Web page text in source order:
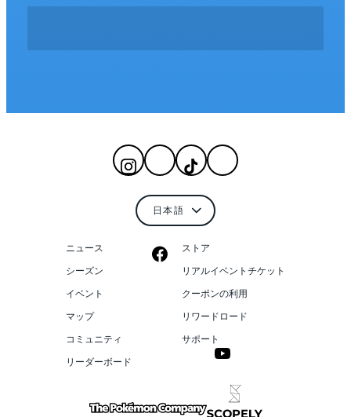
ニュース
シーズン
イベント
マップ
コミュニティ
リーダーボード
ストア
リアルイベントチケット
クーポンの利用
リワードロード
サポート